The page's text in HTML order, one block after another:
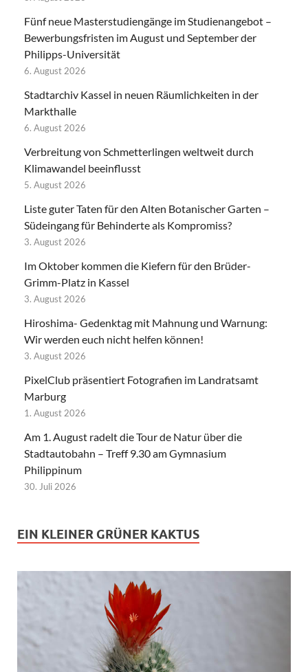
Fünf neue Masterstudiengänge im Studienangebot –
Bewerbungsfristen im August und September der
Philipps-Universität
6. August 2026
Stadtarchiv Kassel in neuen Räumlichkeiten in der
Markthalle
6. August 2026
Verbreitung von Schmetterlingen weltweit durch
Klimawandel beeinflusst
5. August 2026
Liste guter Taten für den Alten Botanischer Garten –
Südeingang für Behinderte als Kompromiss?
3. August 2026
Im Oktober kommen die Kiefern für den Brüder-
Grimm-Platz in Kassel
3. August 2026
Hiroshima- Gedenktag mit Mahnung und Warnung:
Wir werden euch nicht helfen können!
3. August 2026
PixelClub präsentiert Fotografien im Landratsamt
Marburg
1. August 2026
Am 1. August radelt die Tour de Natur über die
Stadtautobahn – Treff 9.30 am Gymnasium
Philippinum
30. Juli 2026
EIN KLEINER GRÜNER KAKTUS